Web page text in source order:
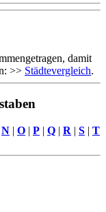
damit
>> Städtevergleich.
N | O | P | Q | R | S | T